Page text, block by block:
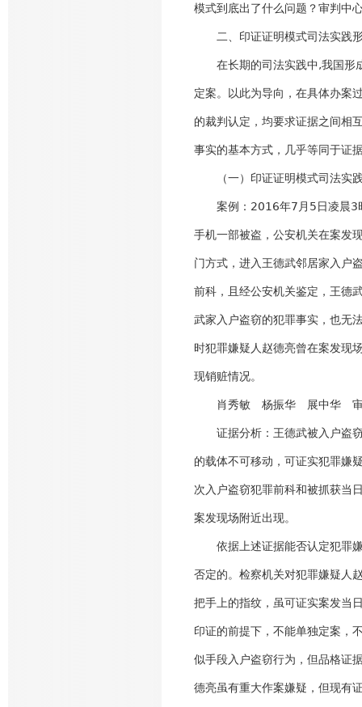
模式到底出了什么问题？审判中
二、印证证明模式司法实践
在长期的司法实践中,我国形成
定案。以此为导向，在具体办案
的裁判认定，均要求证据之间相
事实的基本方式，几乎等同于证
（一）印证证明模式司法实践
案例：2016年7月5日凌晨3时
手机一部被盗，公安机关在案发
门方式，进入王德武邻居家入户
前科，且经公安机关鉴定，王德
武家入户盗窃的犯罪事实，也无
时犯罪嫌疑人赵德亮曾在案发现
现销赃情况。
肖秀敏 杨振华 展中华 审判
证据分析：王德武被入户盗窃
的载体不可移动，可证实犯罪嫌
次入户盗窃犯罪前科和被抓获当
案发现场附近出现。
依据上述证据能否认定犯罪嫌
否定的。检察机关对犯罪嫌疑人
把手上的指纹，虽可证实案发当
印证的前提下，不能单独定案，
似手段入户盗窃行为，但品格证
德亮虽有重大作案嫌疑，但现有